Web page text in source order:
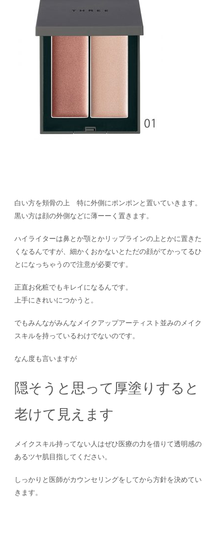
白い方を頬骨の上 特に外側にポンポンと置いていきます。
黒い方は顔の外側などに薄ーーく置きます。
ハイライターは鼻とか顎とかリップラインの上とかに置きた
くなるんですが、細かくおかないとただの顔がてかってるひ
とになっちゃうので注意が必要です。
正直お化粧でもキレイになるんです。
上手にきれいにつかうと。
でもみんながみんなメイクアップアーティスト並みのメイク
スキルを持っているわけでないのです。
なん度も言いますが
隠そうと思って厚塗りすると
老けて見えます
メイクスキル持ってない人はぜひ医療の力を借りて透明感の
あるツヤ肌目指してください。
しっかりと医師がカウンセリングをしてから方針を決めてい
きます。